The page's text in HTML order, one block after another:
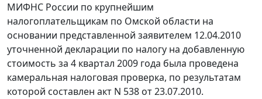
МИФНС России по крупнейшим
налогоплательщикам по Омской области на
основании представленной заявителем 12.04.2010
уточненной декларации по налогу на добавленную
стоимость за 4 квартал 2009 года была проведена
камеральная налоговая проверка, по результатам
которой составлен акт N 538 от 23.07.2010.